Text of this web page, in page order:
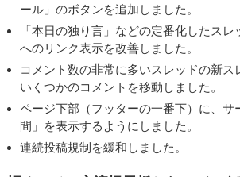
ール」のボタンを追加しました。
「本日の独り言」などの定番化したス
へのリンク表示を改善しました。
コメント数の非常に多いスレッドの新ス
いくつかのコメントを移動しました。
ページ下部（フッターの一番下）に、サ
間」を表示するようにしました。
連続投稿規制を緩和しました。